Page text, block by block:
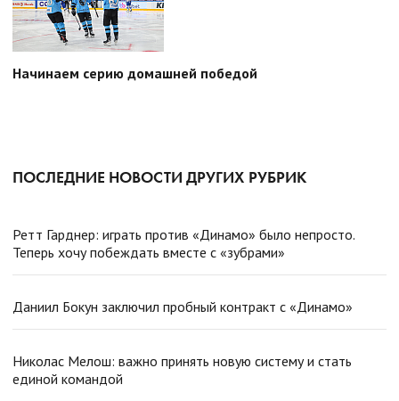
Начинаем серию домашней победой
ПОСЛЕДНИЕ НОВОСТИ ДРУГИХ РУБРИК
Ретт Гарднер: играть против «Динамо» было непросто.
Теперь хочу побеждать вместе с «зубрами»
Даниил Бокун заключил пробный контракт с «Динамо»
Николас Мелош: важно принять новую систему и стать
единой командой